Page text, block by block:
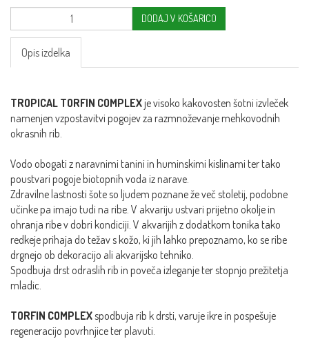
DODAJ V KOŠARICO
Opis izdelka
TROPICAL TORFIN COMPLEX je visoko kakovosten šotni izvleček
namenjen vzpostavitvi pogojev za razmnoževanje mehkovodnih
okrasnih rib.
Vodo obogati z naravnimi tanini in huminskimi kislinami ter tako
poustvari pogoje biotopnih voda iz narave.
Zdravilne lastnosti šote so ljudem poznane že več stoletij, podobne
učinke pa imajo tudi na ribe. V akvariju ustvari prijetno okolje in
ohranja ribe v dobri kondiciji. V akvarijih z dodatkom tonika tako
redkeje prihaja do težav s kožo, ki jih lahko prepoznamo, ko se ribe
drgnejo ob dekoracijo ali akvarijsko tehniko.
Spodbuja drst odraslih rib in poveča izleganje ter stopnjo prežitetja
mladic.
TORFIN COMPLEXspodbuja rib k drsti, varuje ikre in pospešuje
regeneracijo povrhnjice ter plavuti.